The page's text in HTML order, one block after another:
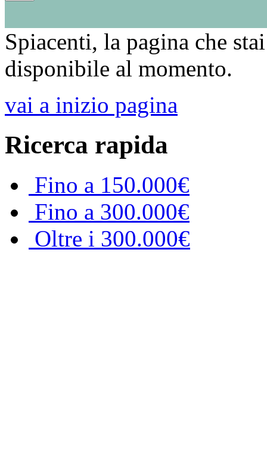
Spiacenti, la pagina che
disponibile al momento.
vai a inizio pagina
Ricerca rapida
Fino a 150.000€
Fino a 300.000€
Oltre i 300.000€